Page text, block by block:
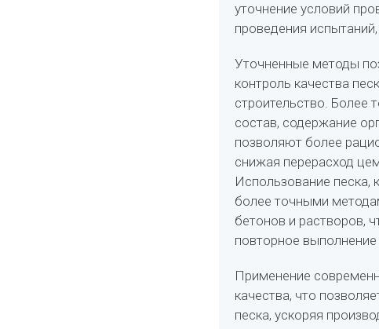
уточнение условий
проведения
Уточненные методы
контроль качества
строительство. Более
состав, содержание
позволяют более
снижая перерасход
Использование песка,
более точными
бетонов и растворов,
повторное выполнение
Применение
качества, что
песка, ускоряя